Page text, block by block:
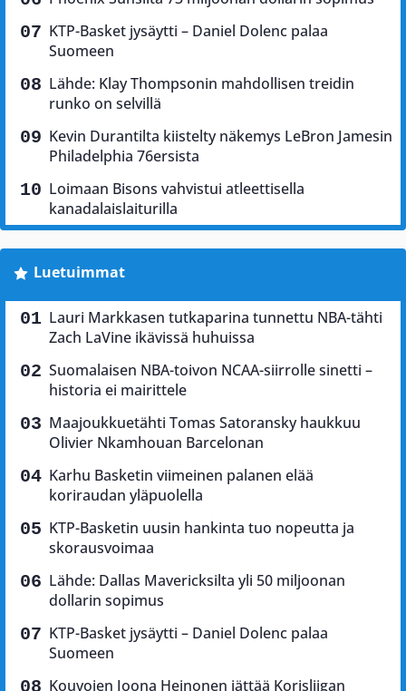
KTP-Basket jysäytti – Daniel Dolenc palaa
Suomeen
Lähde: Klay Thompsonin mahdollisen treidin
runko on selvillä
Kevin Durantilta kiistelty näkemys LeBron Jamesin
Philadelphia 76ersista
Loimaan Bisons vahvistui atleettisella
kanadalaislaiturilla
Luetuimmat
Lauri Markkasen tutkaparina tunnettu NBA-tähti
Zach LaVine ikävissä huhuissa
Suomalaisen NBA-toivon NCAA-siirrolle sinetti –
historia ei mairittele
Maajoukkuetähti Tomas Satoransky haukkuu
Olivier Nkamhouan Barcelonan
Karhu Basketin viimeinen palanen elää
koriraudan yläpuolella
KTP-Basketin uusin hankinta tuo nopeutta ja
skorausvoimaa
Lähde: Dallas Mavericksilta yli 50 miljoonan
dollarin sopimus
KTP-Basket jysäytti – Daniel Dolenc palaa
Suomeen
Kouvojen Joona Heinonen jättää Korisliigan